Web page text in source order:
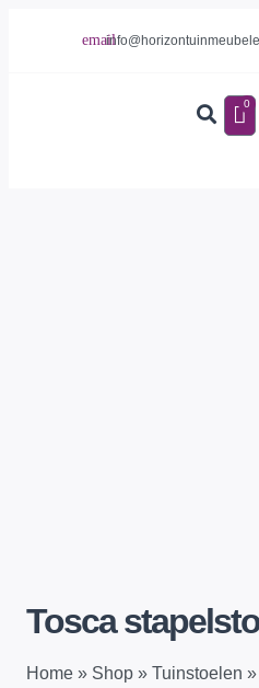
0
Tosca
Home » Shop » Tuinstoelen »